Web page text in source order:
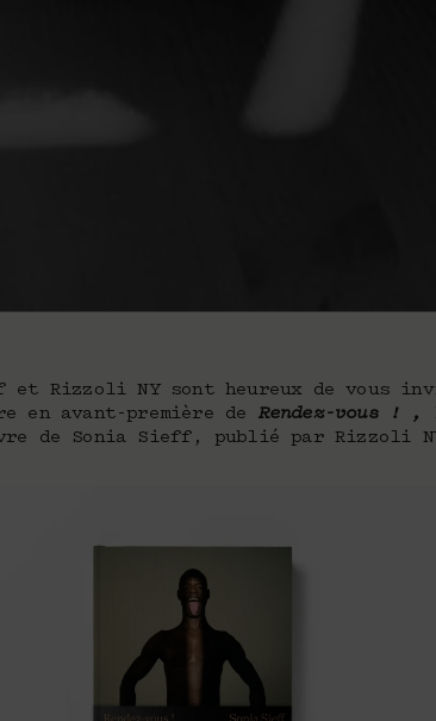
et Rizzoli NY sont heureux de vous
en avant-première de Rendez-vous ! ,
de Sonia Sieff, publié par Rizzoli